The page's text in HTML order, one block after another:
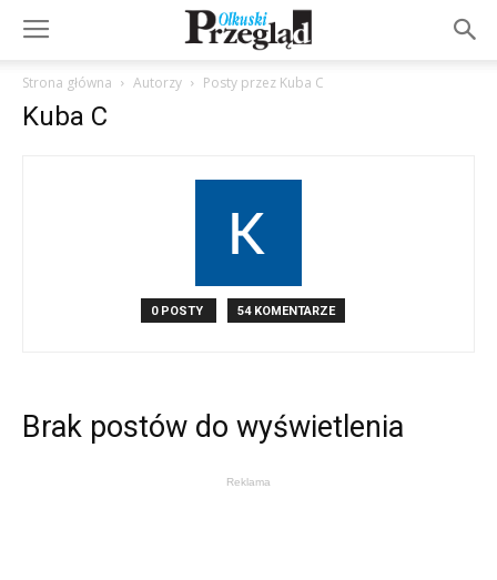
Strona główna Autorzy Posty przez Kuba C
Kuba C
0 POSTY 54 KOMENTARZE
Brak postów do wyświetlenia
Reklama